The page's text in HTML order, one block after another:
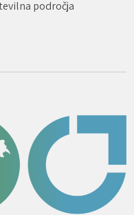
področja